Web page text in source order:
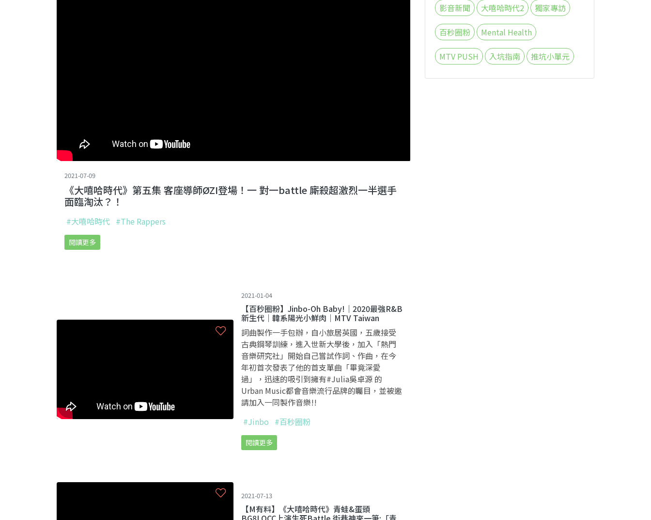
影音新聞 大嘻哈時代2 獨家專訪
百秒圈粉 Mental Health
MTV PUSH 入坑指南 推坑小單元
2021-07-09
《大嘻哈時代》第五集 客座導師ØZI登場！一 對一battle 廝殺超激烈一半選手
面臨淘汰？！
#大嘻哈時代 #The Rappers
閱讀更多
2021-01-04
【百秒圈粉】Jinbo-Oh Baby!｜2020最強R&B
新生代｜韓系陽光小鮮肉｜MTV Taiwan
詞曲製作一手包辦，自小旅居英國，五歲接受
古典鋼琴訓練，進入世新大學後，加入「熱門
音樂研究社」開始自己嘗試作詞、作曲，在今
年初首次發表了他的首支單曲「畢竟深愛
過」，迅速的吸引到擁有#Julia吳卓源 的
Urban Music都會音樂流行品牌的矚目，並被邀
請加入一同製作音樂!!
#Jinbo #百秒圈粉
閱讀更多
2021-07-13
【M有料】《大嘻哈時代》青蛙&蛋頭